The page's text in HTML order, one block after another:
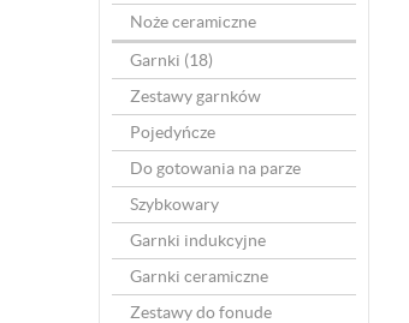
Noże ceramiczne
Garnki (18)
Zestawy garnków
Pojedyńcze
Do gotowania na parze
Szybkowary
Garnki indukcyjne
Garnki ceramiczne
Zestawy do fonude